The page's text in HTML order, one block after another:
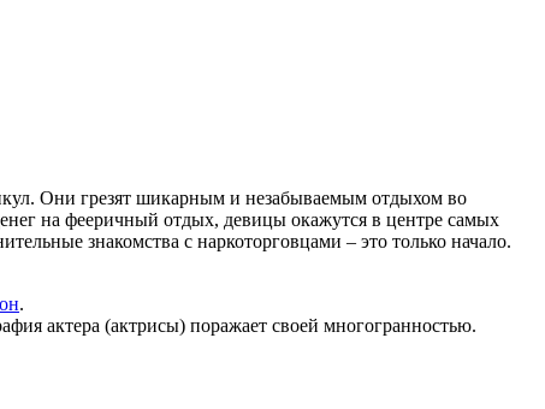
Они грезят шикарным и незабываемым отдыхом во
на фееричный отдых, девицы окажутся в центре самых
знакомства с наркоторговцами – это только начало.
.
актера (актрисы) поражает своей многогранностью.